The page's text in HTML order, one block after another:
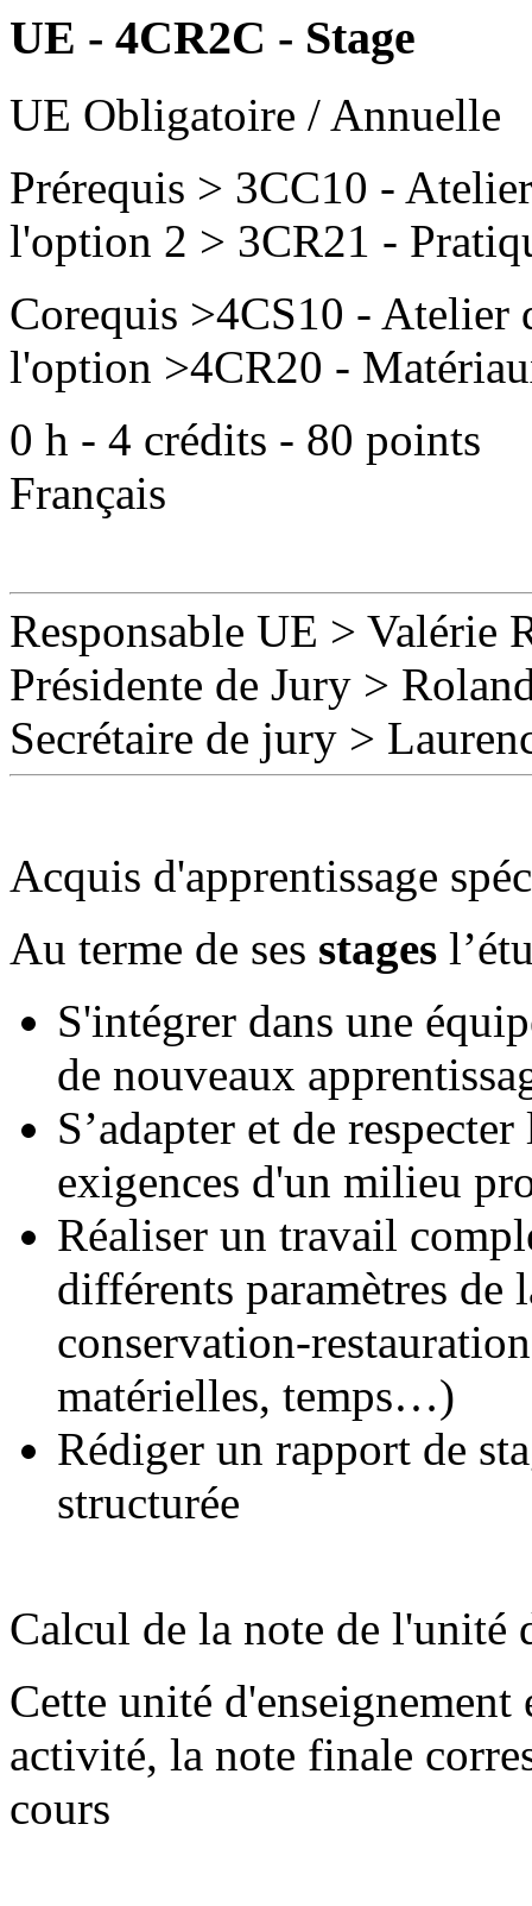
UE - 4CR2C - Stage
UE Obligatoire / Annuelle
Prérequis > 3CC10 -
l'option 2 > 3CR21 -
Corequis >4CS10 - Atelier
l'option >4CR20 -
0 h - 4 crédits - 80 points
Français
Responsable UE > Valérie
Présidente de Jury >
Secrétaire de jury >
Acquis d'apprentissage
Au terme de ses stages
S'intégrer dans une
de nouveaux
S’adapter et de
exigences d'un milieu
Réaliser un travail
différents paramètres de
conservation-
matérielles, temps…)
Rédiger un rapport de
structurée
Calcul de la note de l'unité
Cette unité d'enseignement
activité, la note finale
cours